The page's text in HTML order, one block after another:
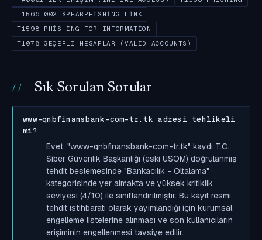
T1566.002 SPEARPHISHING LINK
T1598 PHISHING FOR INFORMATION
T1078 GEÇERLI HESAPLAR (VALID ACCOUNTS)
Sık Sorulan Sorular
www-qnbfinansbank-com-tr.tk adresi tehlikeli
mi?
Evet. "www-qnbfinansbank-com-tr.tk" kaydı T.C.
Siber Güvenlik Başkanlığı (eski USOM) doğrulanmış
tehdit beslemesinde "Bankacılık - Oltalama"
kategorisinde yer almakta ve yüksek kritiklik
seviyesi (4/10) ile sınıflandırılmıştır. Bu kayıt resmi
tehdit istihbaratı olarak yayımlandığı için kurumsal
engelleme listelerine alınması ve son kullanıcıların
erişiminin engellenmesi tavsiye edilir.